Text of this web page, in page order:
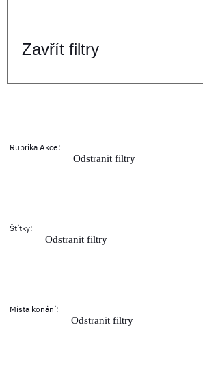
Zavřít filtry
Rubrika Akce:
Odstranit filtry
Štítky:
Odstranit filtry
Místa konání:
Odstranit filtry